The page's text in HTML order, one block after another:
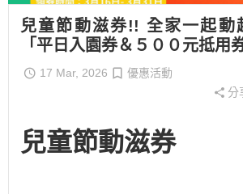
兒童節動滋券!! 全家一起動
「平日入園券＆５００元抵用券
17 Mar, 2026
優惠活動
分
兒童節動滋券